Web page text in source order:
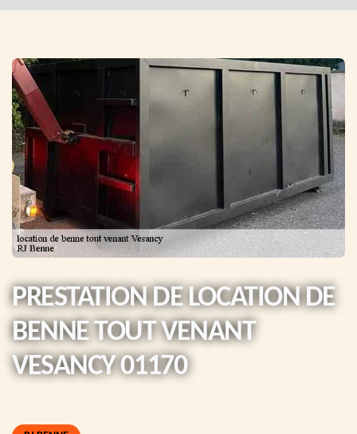
PRESTATION DE LOCATION DE
BENNE TOUT VENANT
VESANCY 01170